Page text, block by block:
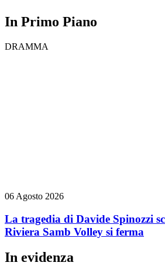
In Primo Piano
DRAMMA
06 Agosto 2026
La tragedia di Davide Spinozzi
Riviera Samb Volley si ferma
In evidenza